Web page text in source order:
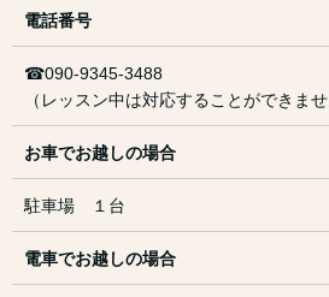
電話番号
☎︎090-9345-3488
（レッスン中は対応することができませ
お車でお越しの場合
駐車場 １台
電車でお越しの場合